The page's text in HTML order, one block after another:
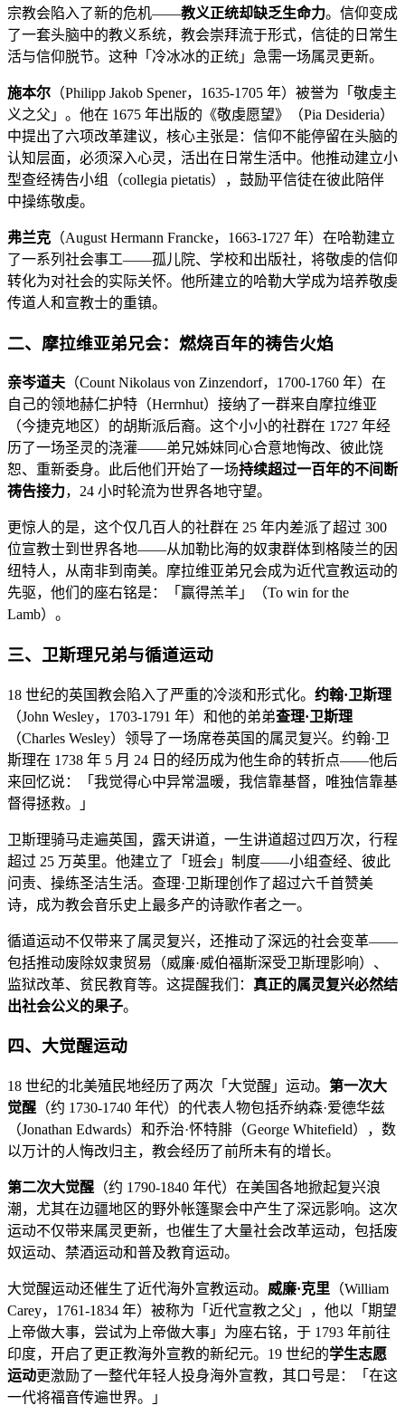
宗教会陷入了新的危机——教义正统却缺乏生命力。信仰变成
了一套头脑中的教义系统，教会崇拜流于形式，信徒的日常生
活与信仰脱节。这种「冷冰冰的正统」急需一场属灵更新。
施本尔 （Philipp Jakob Spener，1635-1705 年）被誉为「敬虔主
义之父」。他在 1675 年出版的《敬虔愿望》（Pia Desideria）
中提出了六项改革建议，核心主张是：信仰不能停留在头脑的
认知层面，必须深入心灵，活出在日常生活中。他推动建立小
型查经祷告小组（collegia pietatis），鼓励平信徒在彼此陪伴
中操练敬虔。
弗兰克 （August Hermann Francke，1663-1727 年）在哈勒建立
了一系列社会事工——孤儿院、学校和出版社，将敬虔的信仰
转化为对社会的实际关怀。他所建立的哈勒大学成为培养敬虔
传道人和宣教士的重镇。
二、摩拉维亚弟兄会：燃烧百年的祷告火焰
亲岑道夫 （Count Nikolaus von Zinzendorf，1700-1760 年）在
自己的领地赫仁护特（Herrnhut）接纳了一群来自摩拉维亚
（今捷克地区）的胡斯派后裔。这个小小的社群在 1727 年经
历了一场圣灵的浇灌——弟兄姊妹同心合意地悔改、彼此饶
恕、重新委身。此后他们开始了一场持续超过一百年的不间断
祷告接力，24 小时轮流为世界各地守望。
更惊人的是，这个仅几百人的社群在 25 年内差派了超过 300
位宣教士到世界各地——从加勒比海的奴隶群体到格陵兰的因
纽特人，从南非到南美。摩拉维亚弟兄会成为近代宣教运动的
先驱，他们的座右铭是：「赢得羔羊」（To win for the
Lamb）。
三、卫斯理兄弟与循道运动
18 世纪的英国教会陷入了严重的冷淡和形式化。 约翰·卫斯理
（John Wesley，1703-1791 年）和他的弟弟查理·卫斯理
（Charles Wesley）领导了一场席卷英国的属灵复兴。约翰·卫
斯理在 1738 年 5 月 24 日的经历成为他生命的转折点——他后
来回忆说：「我觉得心中异常温暖，我信靠基督，唯独信靠基
督得拯救。」
卫斯理骑马走遍英国，露天讲道，一生讲道超过四万次，行程
超过 25 万英里。他建立了「班会」制度——小组查经、彼此
问责、操练圣洁生活。查理·卫斯理创作了超过六千首赞美
诗，成为教会音乐史上最多产的诗歌作者之一。
循道运动不仅带来了属灵复兴，还推动了深远的社会变革——
包括推动废除奴隶贸易（威廉·威伯福斯深受卫斯理影响）、
监狱改革、贫民教育等。这提醒我们： 真正的属灵复兴必然结
出社会公义的果子。
四、大觉醒运动
18 世纪的北美殖民地经历了两次「大觉醒」运动。 第一次大
觉醒 （约 1730-1740 年代）的代表人物包括乔纳森·爱德华兹
（Jonathan Edwards）和乔治·怀特腓（George Whitefield），数
以万计的人悔改归主，教会经历了前所未有的增长。
第二次大觉醒 （约 1790-1840 年代）在美国各地掀起复兴浪
潮，尤其在边疆地区的野外帐篷聚会中产生了深远影响。这次
运动不仅带来属灵更新，也催生了大量社会改革运动，包括废
奴运动、禁酒运动和普及教育运动。
大觉醒运动还催生了近代海外宣教运动。 威廉·克里 （William
Carey，1761-1834 年）被称为「近代宣教之父」，他以「期望
上帝做大事，尝试为上帝做大事」为座右铭，于 1793 年前往
印度，开启了更正教海外宣教的新纪元。19 世纪的学生志愿
运动更激励了一整代年轻人投身海外宣教，其口号是：「在这
一代将福音传遍世界。」